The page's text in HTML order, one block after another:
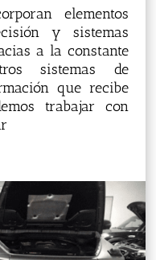
elementos
y sistemas
a la constante
sistemas de
que recibe
trabajar con